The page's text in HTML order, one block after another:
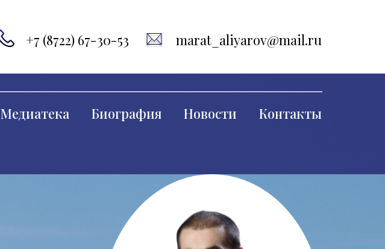
+7 (8722) 67-30-53 marat_aliyarov@mail.ru
Медиатека Биография Новости Контакты